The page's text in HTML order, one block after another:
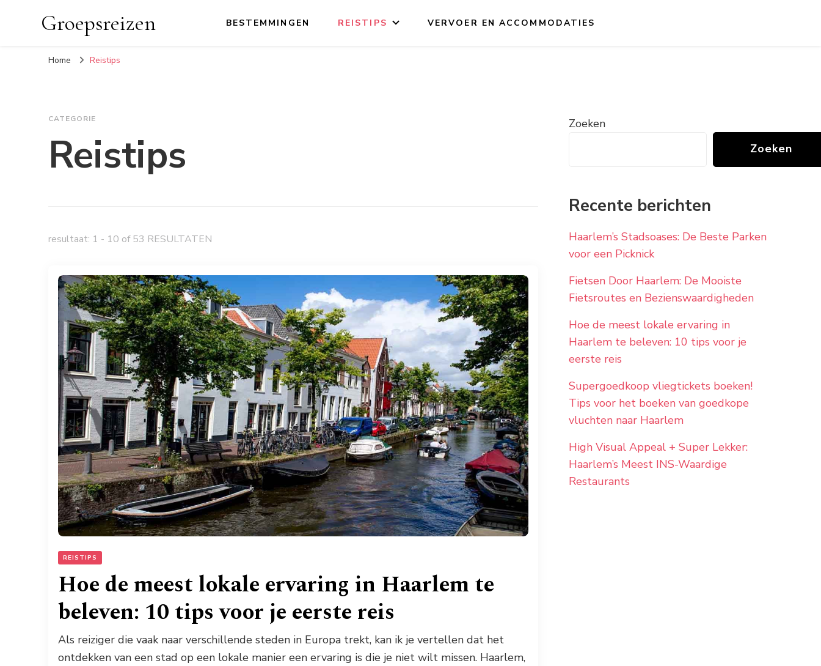
Groepsreizen BESTEMMINGEN REISTIPS VERVOER EN ACCOMMODATIES
Home Reistips
CATEGORIE
Reistips
resultaat: 1 - 10 of 53 RESULTATEN
REISTIPS
Hoe de meest lokale ervaring in Haarlem te
beleven: 10 tips voor je eerste reis
Als reiziger die vaak naar verschillende steden in Europa trekt, kan ik je vertellen dat het
ontdekken van een stad op een lokale manier een ervaring is die je niet wilt missen. Haarlem,
Zoeken
Zoeken
Recente berichten
Haarlem’s Stadsoases: De Beste Parken
voor een Picknick
Fietsen Door Haarlem: De Mooiste
Fietsroutes en Bezienswaardigheden
Hoe de meest lokale ervaring in
Haarlem te beleven: 10 tips voor je
eerste reis
Supergoedkoop vliegtickets boeken!
Tips voor het boeken van goedkope
vluchten naar Haarlem
High Visual Appeal + Super Lekker:
Haarlem’s Meest INS-Waardige
Restaurants